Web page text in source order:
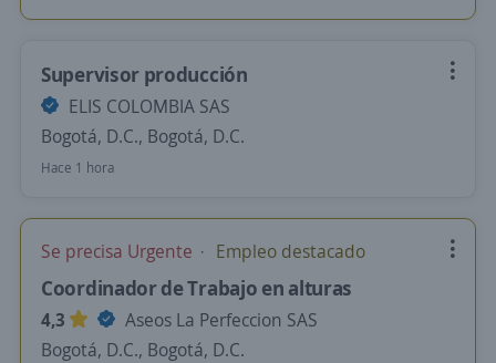
Supervisor producción
ELIS COLOMBIA SAS
Bogotá, D.C., Bogotá, D.C.
Hace 1 hora
Se precisa Urgente Empleo destacado
Coordinador de Trabajo en alturas
4,3
Aseos La Perfeccion SAS
Bogotá, D.C., Bogotá, D.C.